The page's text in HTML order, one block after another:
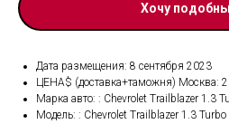
Хочу
Дата размещения: 8 сентября 2023
ЦЕНА$ (доставка+таможня) Москва:
Марка авто: : Chevrolet Trailblazer 1.3
Модель: : Chevrolet Trailblazer 1.3 Turbo